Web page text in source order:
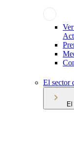
El sector